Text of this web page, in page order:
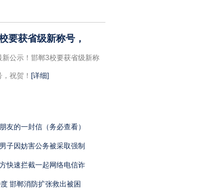
要获省级新称号，
新公示！邯郸3校要获省级新称
，祝贺！ [详细]
友的一封信（务必查看）
子因妨害公务被采取强制
快速拦截一起网络电信诈
邯郸消防扩张救出被困